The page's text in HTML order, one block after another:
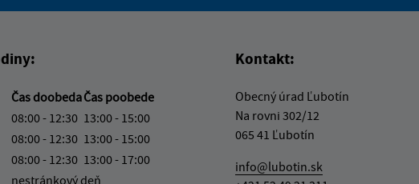
Čas doobedaČas poobede
08:00 - 12:30 13:00 - 15:00
08:00 - 12:30 13:00 - 15:00
08:00 - 12:30 13:00 - 17:00
nestránkový deň
Kontakt:
Obecný úrad Ľubotín
Na rovni 302/12
065 41 Ľubotín
info@lubotin.sk